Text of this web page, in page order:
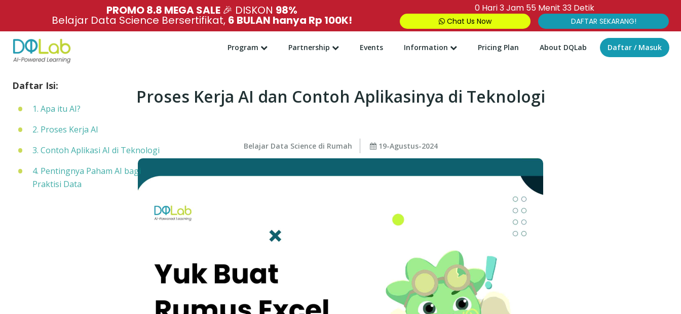
PROMO 8.8 MEGA SALE 🎉 DISKON 98%
Belajar Data Science Bersertifikat, 6 BULAN hanya Rp 100K!
0Hari3Jam 55 Menit 32Detik
Chat Us Now DAFTAR SEKARANG!
Program Partnership Events Information Pricing Plan About DQLab Daftar / Masuk
Proses Kerja AI dan Contoh Aplikasinya di Teknologi
Belajar Data Science di Rumah 19-Agustus-2024
Daftar Isi:
1. Apa itu AI?
2. Proses Kerja AI
3. Contoh Aplikasi AI di Teknologi
4. Pentingnya Paham AI bagi
Praktisi Data